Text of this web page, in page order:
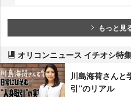
もっと見
オリコンニュース イチオシ特
川島海荷さんと
引”のリアル